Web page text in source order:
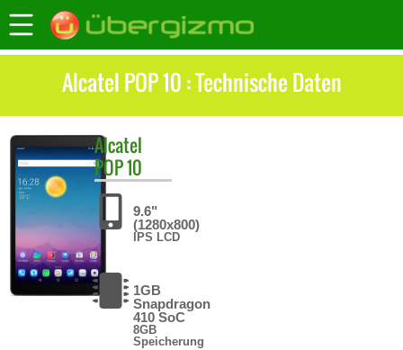
Alcatel POP 10 : Technische Daten
Alcatel
POP 10
9.6"
(1280x800)
IPS LCD
1GB
Snapdragon
410 SoC
8GB
Speicherung